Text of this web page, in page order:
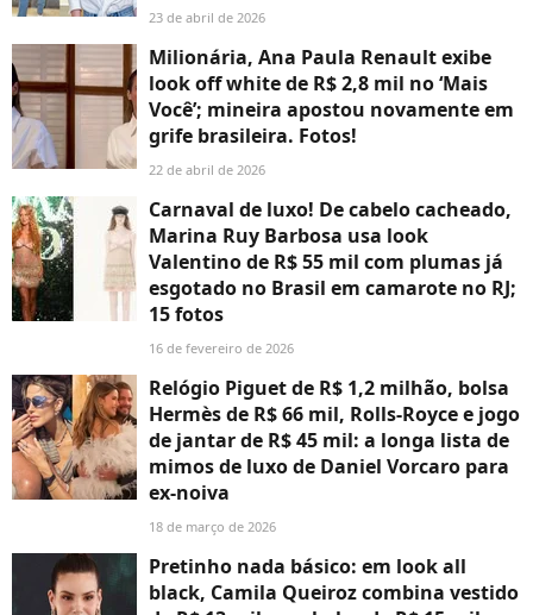
23 de abril de 2026
Milionária, Ana Paula Renault exibe
look off white de R$ 2,8 mil no ‘Mais
Você’; mineira apostou novamente em
grife brasileira. Fotos!
22 de abril de 2026
Carnaval de luxo! De cabelo cacheado,
Marina Ruy Barbosa usa look
Valentino de R$ 55 mil com plumas já
esgotado no Brasil em camarote no RJ;
15 fotos
16 de fevereiro de 2026
Relógio Piguet de R$ 1,2 milhão, bolsa
Hermès de R$ 66 mil, Rolls-Royce e jogo
de jantar de R$ 45 mil: a longa lista de
mimos de luxo de Daniel Vorcaro para
ex-noiva
18 de março de 2026
Pretinho nada básico: em look all
black, Camila Queiroz combina vestido